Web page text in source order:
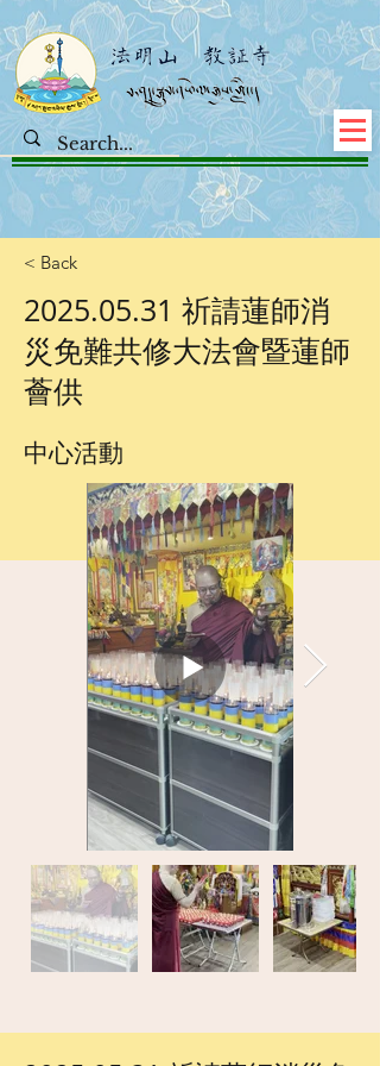
< Back
2025.05.31 祈請蓮師消
災免難共修大法會暨蓮師
薈供
中心活動